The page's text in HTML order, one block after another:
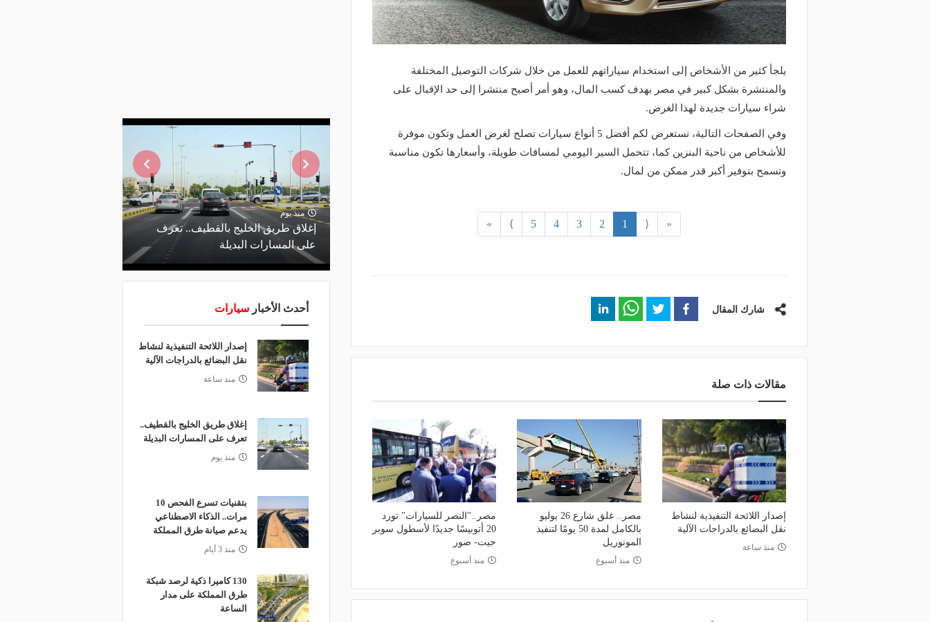
يلجأ كثير من الأشخاص إلى استخدام سياراتهم للعمل من خلال شركات التوصيل المختلفة
والمنتشرة بشكل كبير في مصر بهدف كسب المال، وهو أمر أصبح منتشرا إلى حد الإقبال على
شراء سيارات جديدة لهذا الغرض.
وفي الصفحات التالية، نستعرض لكم أفضل 5 أنواع سيارات تصلح لغرض العمل وتكون موفرة
للأشخاص من ناحية البنزين كما، تتحمل السير اليومي لمسافات طويلة، وأسعارها تكون مناسبة
وتسمح بتوفير أكبر قدر ممكن من لمال.
«
⟨
1
2
3
4
5
⟩
»
شارك المقال
مقالات ذات صلة
إصدار اللائحة التنفيذية لنشاط
نقل البضائع بالدراجات الآلية
منذ ساعة
مصر.. غلق شارع 26 يوليو
بالكامل لمدة 50 يومًا لتنفيذ
المونوريل
منذ أسبوع
مصر.."النصر للسيارات" تورد
20 أتوبيسًا جديدًا لأسطول سوبر
جيت- صور
منذ أسبوع
منذ يوم
إغلاق طريق الخليج بالقطيف.. تعرف
على المسارات البديلة
منذ ساعة
إصدار اللائحة التنفيذية لنشاط نقل
إغلاق طريق الخليج بالقطيف.. تعرف
أحدث الأخبار سيارات
إصدار اللائحة التنفيذية لنشاط
نقل البضائع بالدراجات الآلية
منذ ساعة
إغلاق طريق الخليج بالقطيف..
تعرف على المسارات البديلة
منذ يوم
بتقنيات تسرع الفحص 10
مرات.. الذكاء الاصطناعي
يدعم صيانة طرق المملكة
منذ 3 أيام
130 كاميرا ذكية لرصد شبكة
طرق المملكة على مدار
الساعة